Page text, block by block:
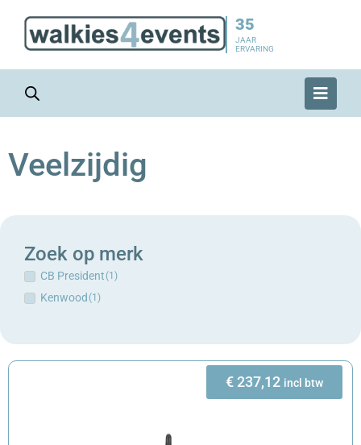
35
JAAR
ERVARING
Veelzijdig
Zoek op merk
CB President (1)
Kenwood (1)
€237,12 incl btw